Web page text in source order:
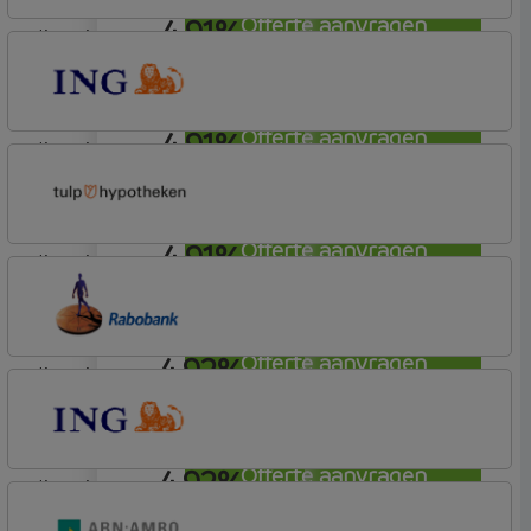
Offerte aanvragen
4,91%
Offerte aanvragen
lineair
4,91%
Offerte aanvragen
Tulp Riant Hypotheek
lineair
4,91%
Offerte aanvragen
Basistarief
lineair
4,92%
Offerte aanvragen
Tulp Hypotheken
Tulp Compleet Hypotheken
lineair
4,92%
Basisvoorwaarden (incl korting)
lineair